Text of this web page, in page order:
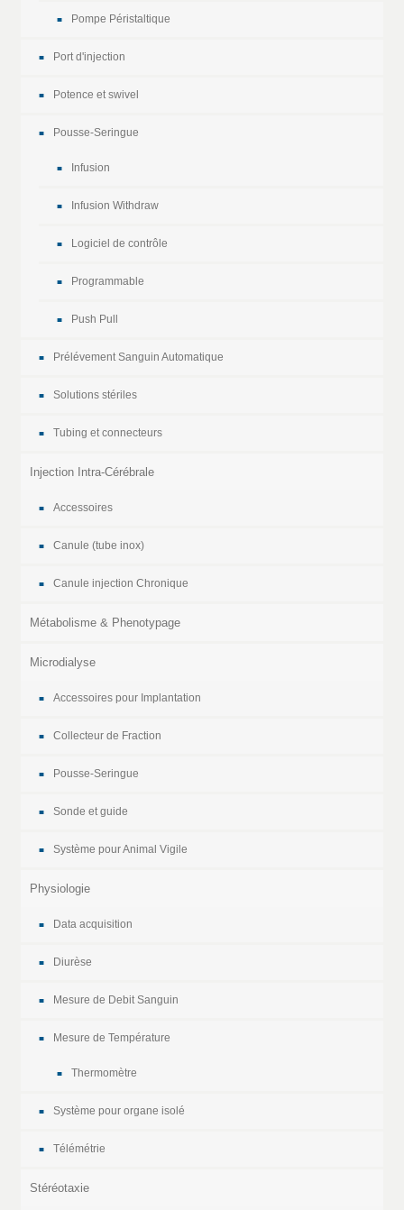
Pompe Péristaltique
Port d'injection
Potence et swivel
Pousse-Seringue
Infusion
Infusion Withdraw
Logiciel de contrôle
Programmable
Push Pull
Prélévement Sanguin Automatique
Solutions stériles
Tubing et connecteurs
Injection Intra-Cérébrale
Accessoires
Canule (tube inox)
Canule injection Chronique
Métabolisme & Phenotypage
Microdialyse
Accessoires pour Implantation
Collecteur de Fraction
Pousse-Seringue
Sonde et guide
Système pour Animal Vigile
Physiologie
Data acquisition
Diurèse
Mesure de Debit Sanguin
Mesure de Température
Thermomètre
Système pour organe isolé
Télémétrie
Stéréotaxie